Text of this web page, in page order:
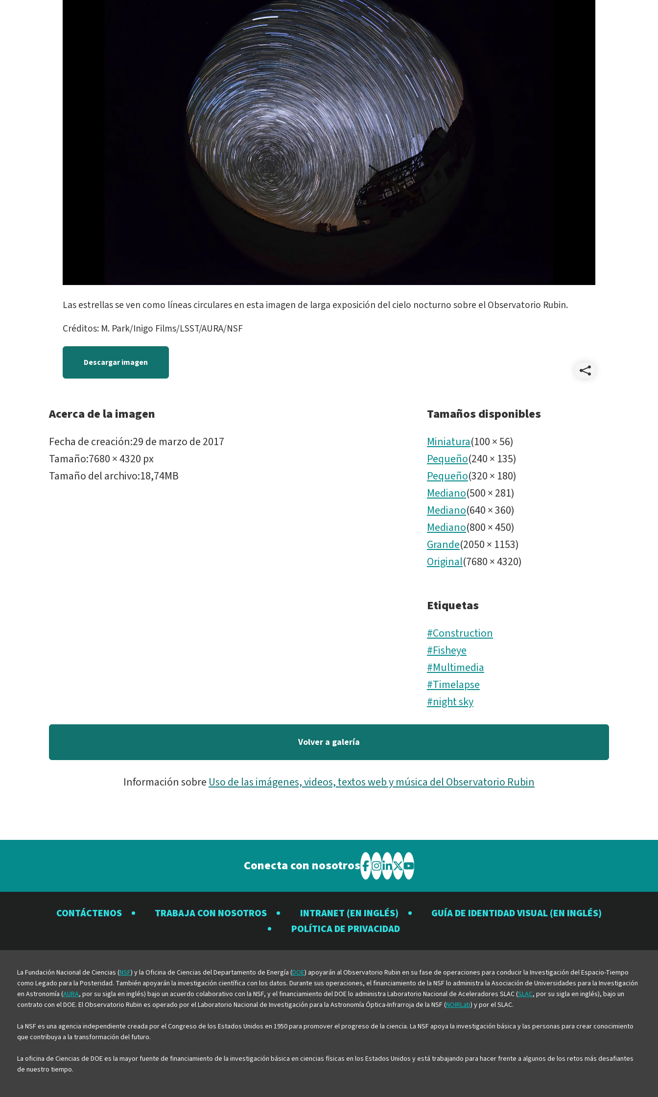
Las estrellas se ven como líneas circulares en esta imagen de larga exposición del cielo nocturno sobre el Observatorio Rubin.
Créditos: M. Park/Inigo Films/LSST/AURA/NSF
Descargar imagen
Acerca de la imagen
Fecha de creación:29 de marzo de 2017
Tamaño:7680 × 4320 px
Tamaño del archivo:18,74MB
Tamaños disponibles
Miniatura(100×56)
Pequeño(240× 135)
Pequeño(320× 180)
Mediano(500×281)
Mediano(640×360)
Mediano(800×450)
Grande(2050× 1153)
Original(7680×4320)
Etiquetas
#Construction
#Fisheye
#Multimedia
#Timelapse
#night sky
Volver a galería
Información sobre Uso de las imágenes, videos, textos web y música del Observatorio Rubin
Conecta con nosotros Visite
el
Observatorio
Rubin
Visite
el
Observatorio
Rubin
Visite
el
Observatorio
Rubin
Visite
el
Observatorio
Rubin
Visite
el
Observatorio
CONTÁCTENOS TRABAJA CON NOSOTROS INTRANET (EN INGLÉS)
GUÍA DE IDENTIDAD VISUAL (EN INGLÉS)
POLÍTICA DE PRIVACIDAD
La Fundación Nacional de Ciencias (NSF) y la Oficina de Ciencias del Departamento de Energía (DOE) apoyarán al Observatorio Rubin en su fase de operaciones para conducir la Investigación del Espacio-Tiempo
como Legado para la Posteridad. También apoyarán la investigación científica con los datos. Durante sus operaciones, el financiamiento de la NSF lo administra la Asociación de Universidades para la Investigación
en Astronomía (AURA, por su sigla en inglés) bajo un acuerdo colaborativo con la NSF, y el financiamiento del DOE lo administra Laboratorio Nacional de Aceleradores SLAC (SLAC, por su sigla en inglés), bajo un
contrato con el DOE. El Observatorio Rubin es operado por el Laboratorio Nacional de Investigación para la Astronomía Óptica-Infrarroja de la NSF (NOIRLab) y por el SLAC.
La NSF es una agencia independiente creada por el Congreso de los Estados Unidos en 1950 para promover el progreso de la ciencia. La NSF apoya la investigación básica y las personas para crear conocimiento
que contribuya a la transformación del futuro.
La oficina de Ciencias de DOE es la mayor fuente de financiamiento de la investigación básica en ciencias físicas en los Estados Unidos y está trabajando para hacer frente a algunos de los retos más desafiantes
de nuestro tiempo.